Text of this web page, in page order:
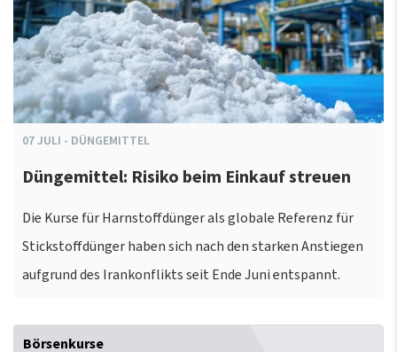
07JULI - DÜNGEMITTEL
Düngemittel: Risiko beim Einkauf streuen
Die Kurse für Harnstoffdünger als globale Referenz für
Stickstoffdünger haben sich nach den starken Anstiegen
aufgrund des Irankonflikts seit Ende Juni entspannt.
Börsenkurse